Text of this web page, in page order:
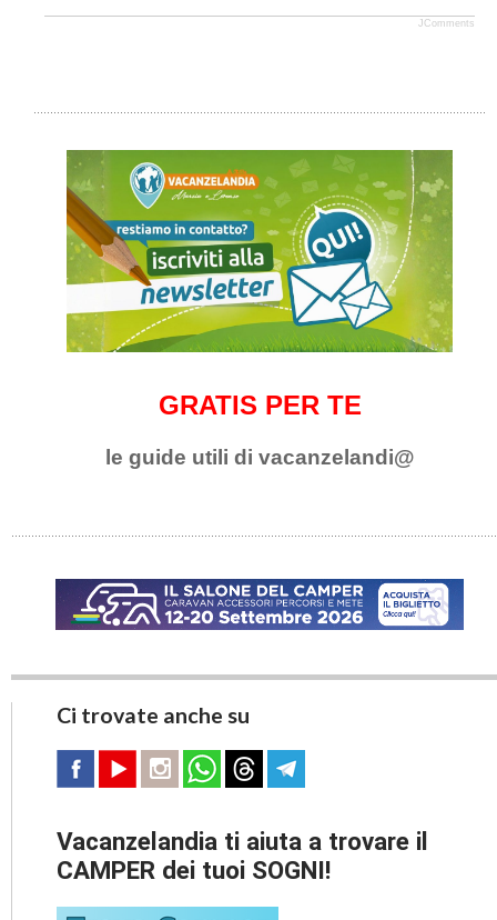
JComments
GRATIS PER TE
le guide utili di vacanzelandi@
Ci trovate anche su
Vacanzelandia ti aiuta a trovare il
CAMPER dei tuoi SOGNI!